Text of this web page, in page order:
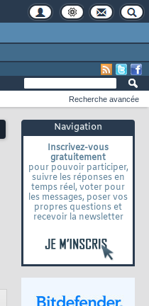
Navigation
Inscrivez-vous
gratuitement
pour pouvoir participer,
suivre les réponses en
temps réel, voter pour
les messages, poser vos
propres questions et
recevoir la newsletter
Recherche avancée